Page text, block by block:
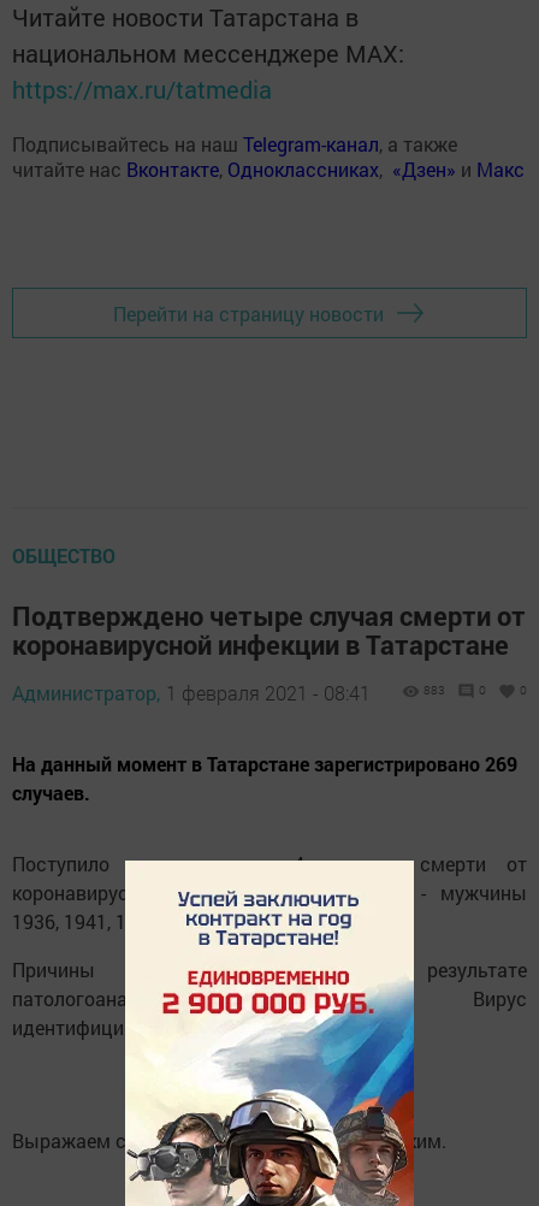
Читайте новости Татарстана в
национальном мессенджере MАХ:
https://max.ru/tatmedia
Подписывайтесь на наш Telegram-канал, а также
читайте нас Вконтакте, Одноклассниках, «Дзен» и Макс
Перейти на страницу новости
ОБЩЕСТВО
Подтверждено четыре случая смерти от
коронавирусной инфекции в Татарстане
Администратор, 1 февраля 2021 - 08:41 883 0 0
На данный момент в Татарстане зарегистрировано 269
случаев.
Поступило подтверждение 4 случаев смерти от
коронавирусной инфекции в Татарстане - мужчины
1936, 1941, 1946 и 1960 года рождения.
Причины смерти установлены в результате
патологоанатомической экспертизы. Вирус
идентифицирован.
Выражаем соболезнования родным и близким.